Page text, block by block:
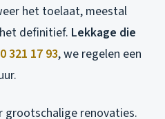
het toelaat, meestal
definitief. Lekkage die
321 17 93, we regelen een
grootschalige renovaties.